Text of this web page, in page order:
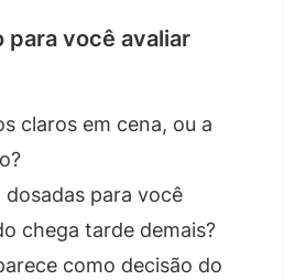
para você avaliar
claros em cena, ou a
para você
chega tarde demais?
como decisão do